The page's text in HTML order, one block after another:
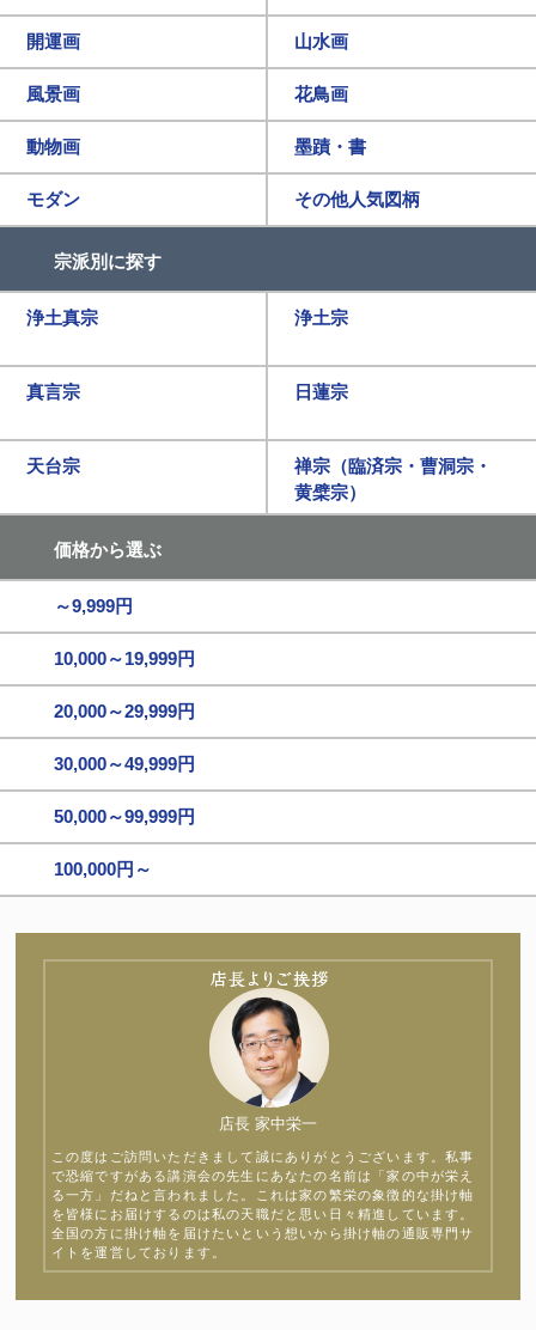
開運画 山水画
風景画 花鳥画
動物画 墨蹟・書
モダン その他人気図柄
宗派別に探す
浄土真宗 浄土宗
真言宗 日蓮宗
天台宗
禅宗（臨済宗・曹洞宗・
黄檗宗）
価格から選ぶ
～9,999円
10,000～19,999円
20,000～29,999円
30,000～49,999円
50,000～99,999円
100,000円～
店長 家中栄一
この度はご訪問いただきまして誠にありがとうございます。私事
で恐縮ですがある講演会の先生にあなたの名前は「家の中が栄え
る一方」だねと言われました。これは家の繁栄の象徴的な掛け軸
を皆様にお届けするのは私の天職だと思い日々精進しています。
全国の方に掛け軸を届けたいという想いから掛け軸の通販専門サ
イトを運営しております。